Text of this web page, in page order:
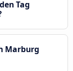
Tag
Marburg